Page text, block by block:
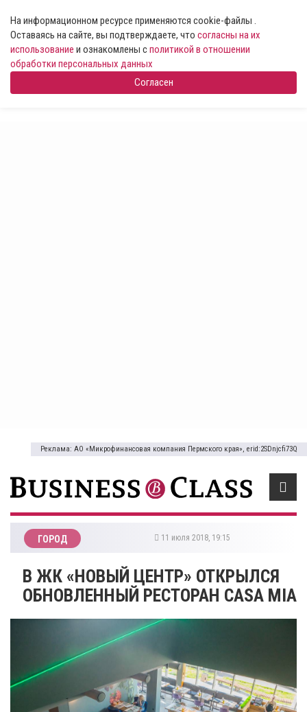
На информационном ресурсе применяются cookie-файлы .
Оставаясь на сайте, вы подтверждаете, что согласны на их
использование и ознакомлены сполитикой в отношении
обработки персональных данных
Согласен
Реклама: АО «Микрофинансовая компания Пермского края», erid:2SDnjcfi73Q
ГОРОД 11 июля 2018, 19:15
В ЖК «НОВЫЙ ЦЕНТР» ОТКРЫЛСЯ
ОБНОВЛЕННЫЙ РЕСТОРАН CASA MIA